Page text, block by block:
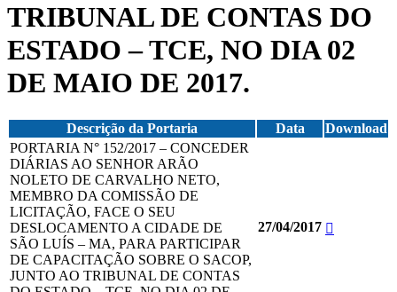
TRIBUNAL DE CONTAS DO
ESTADO – TCE, NO DIA 02
DE MAIO DE 2017.
Descrição da Portaria Data
Download
PORTARIA N° 152/2017 – CONCEDER
DIÁRIAS AO SENHOR ARÃO
NOLETO DE CARVALHO NETO,
MEMBRO DA COMISSÃO DE
LICITAÇÃO, FACE O SEU
DESLOCAMENTO A CIDADE DE
SÃO LUÍS – MA, PARA PARTICIPAR
DE CAPACITAÇÃO SOBRE O SACOP,
JUNTO AO TRIBUNAL DE CONTAS
27/04/2017